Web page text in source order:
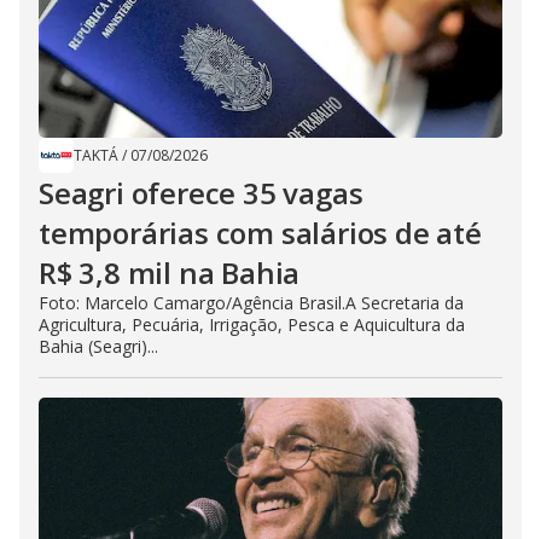
TAKTÁ/ 07/08/2026
Seagri oferece 35 vagas
temporárias com salários de até
R$ 3,8 mil na Bahia
Foto: Marcelo Camargo/Agência Brasil.A Secretaria da
Agricultura, Pecuária, Irrigação, Pesca e Aquicultura da
Bahia (Seagri)...